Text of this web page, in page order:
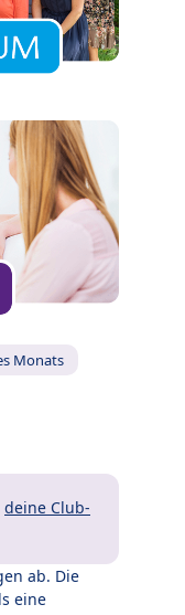
Monats
deine Club-
ab. Die
eine